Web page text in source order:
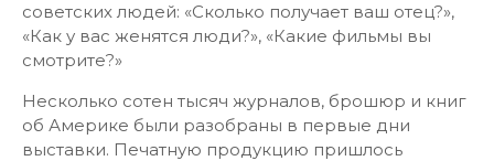
советских людей: «Сколько получает ваш отец?»,
«Как у вас женятся люди?», «Какие фильмы вы
смотрите?»
Несколько сотен тысяч журналов, брошюр и книг
об Америке были разобраны в первые дни
выставки. Печатную продукцию пришлось